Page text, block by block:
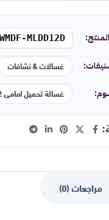
MLDD12D
غسالات & نشافات
غسالة تحميل امامى 12 كيلو
مراجعات (0)